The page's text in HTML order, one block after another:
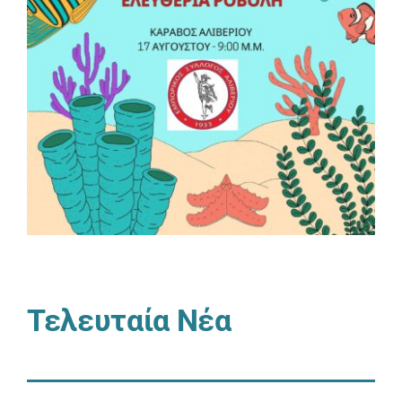
Τελευταία Νέα